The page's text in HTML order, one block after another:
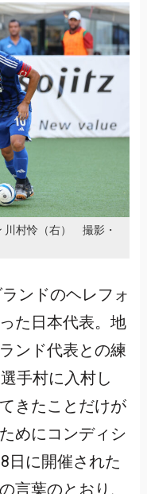
川村怜（右） 撮影・
ンドのヘレフォ
た日本代表。地
ンド代表との練
手村に入村し
きたことだけが
めにコンディシ
日に開催された
言葉のとおり、